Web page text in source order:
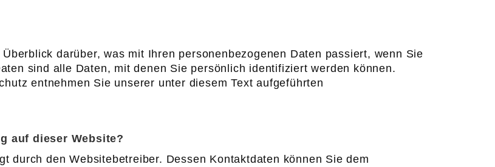
darüber, was mit Ihren personenbezogenen Daten passiert, wenn Sie
sind alle Daten, mit denen Sie persönlich identifiziert werden können.
entnehmen Sie unserer unter diesem Text aufgeführten
auf dieser Website?
durch den Websitebetreiber. Dessen Kontaktdaten können Sie dem